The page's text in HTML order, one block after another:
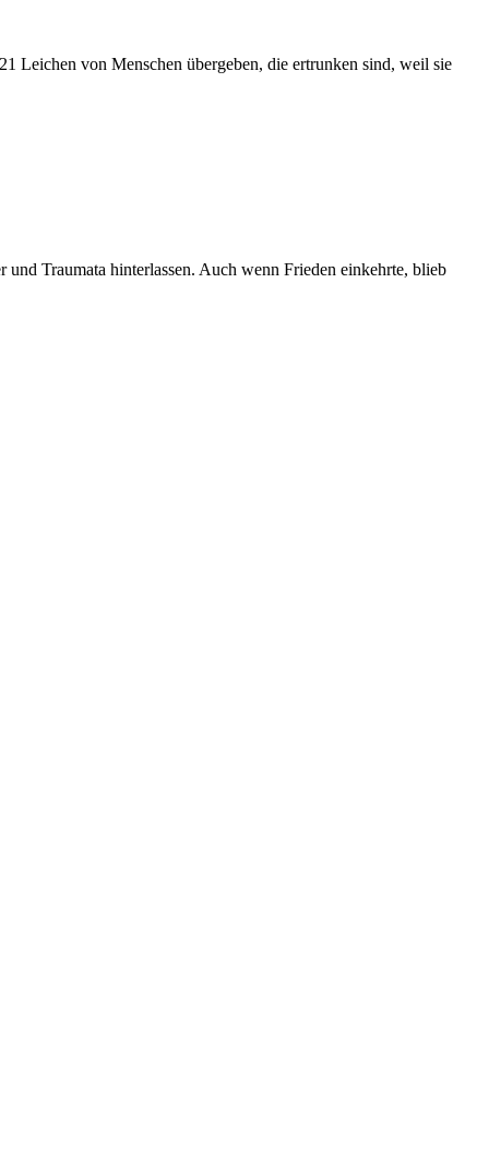
Leichen von Menschen übergeben, die ertrunken sind, weil sie
Traumata hinterlassen. Auch wenn Frieden einkehrte, blieb